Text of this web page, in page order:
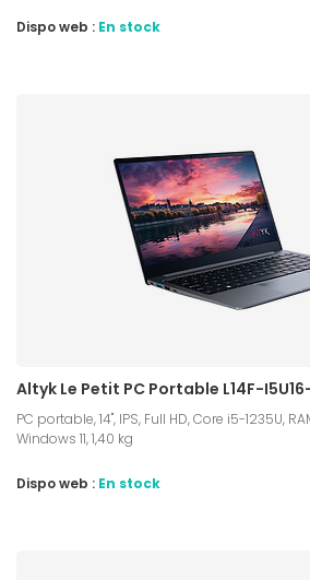
Dispo web : En stock
Altyk Le Petit PC Portable L14F-
PC portable, 14", IPS, Full HD, Core i5-1235U,
Windows 11, 1,40 kg
Dispo web : En stock